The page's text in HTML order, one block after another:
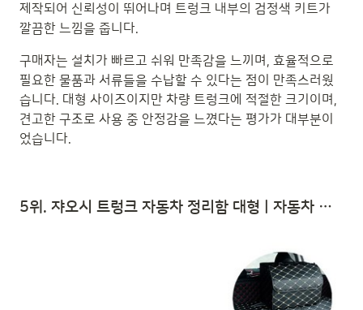
제작되어 신뢰성이 뛰어나며 트렁크 내부의 검정색 키트가
깔끔한 느낌을 줍니다.
구매자는 설치가 빠르고 쉬워 만족감을 느끼며, 효율적으로
필요한 물품과 서류들을 수납할 수 있다는 점이 만족스러웠
습니다. 대형 사이즈이지만 차량 트렁크에 적절한 크기이며,
견고한 구조로 사용 중 안정감을 느꼈다는 평가가 대부분이
었습니다.
5위. 쟈오시 트렁크 자동차 정리함 대형 | 자동차 트렁크 수납함